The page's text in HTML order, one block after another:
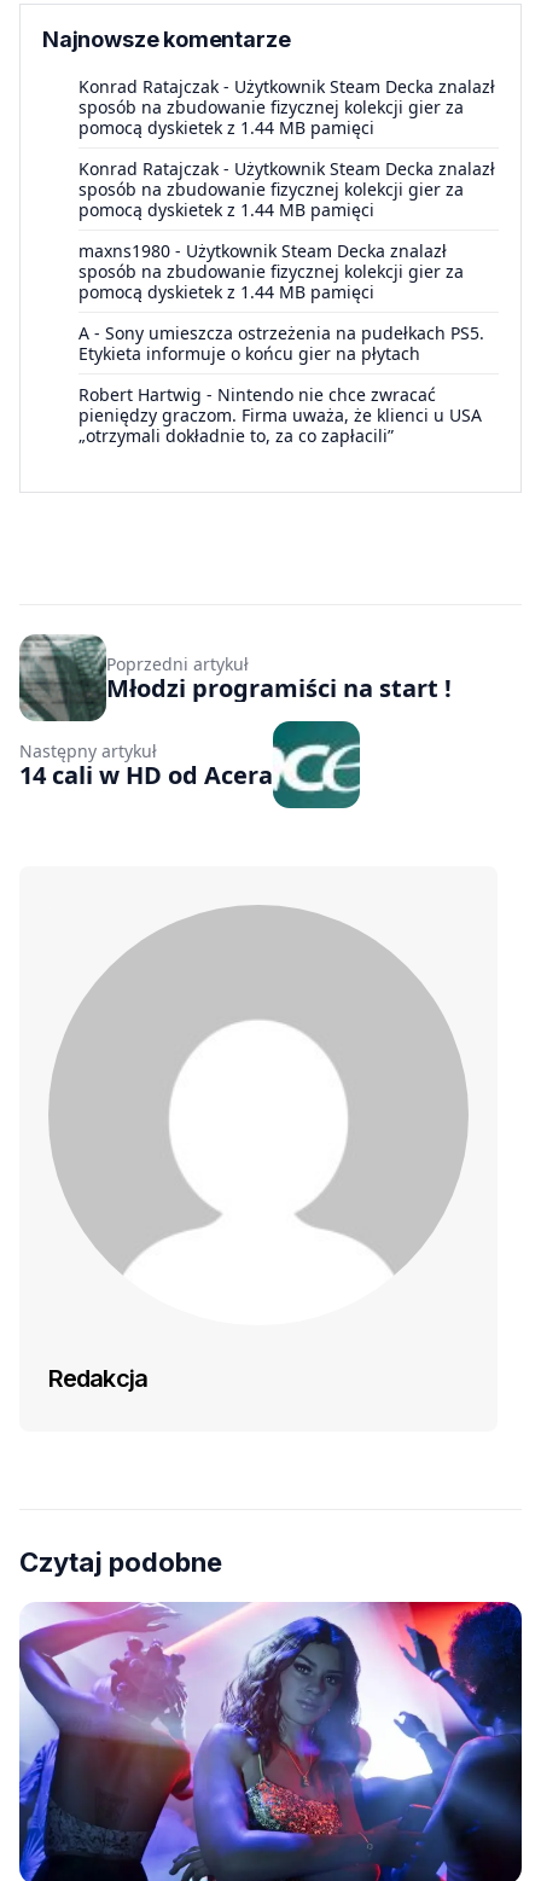
Najnowsze komentarze
Konrad Ratajczak - Użytkownik Steam Decka znalazł
sposób na zbudowanie fizycznej kolekcji gier za
pomocą dyskietek z 1.44 MB pamięci
Konrad Ratajczak - Użytkownik Steam Decka znalazł
sposób na zbudowanie fizycznej kolekcji gier za
pomocą dyskietek z 1.44 MB pamięci
maxns1980 - Użytkownik Steam Decka znalazł
sposób na zbudowanie fizycznej kolekcji gier za
pomocą dyskietek z 1.44 MB pamięci
A - Sony umieszcza ostrzeżenia na pudełkach PS5.
Etykieta informuje o końcu gier na płytach
Robert Hartwig - Nintendo nie chce zwracać
pieniędzy graczom. Firma uważa, że klienci u USA
„otrzymali dokładnie to, za co zapłacili”
Poprzedni artykuł
Młodzi programiści na start !
Następny artykuł
14 cali w HD od Acera
Redakcja
Czytaj podobne